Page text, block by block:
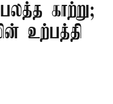
காற்று;
உற்பத்தி